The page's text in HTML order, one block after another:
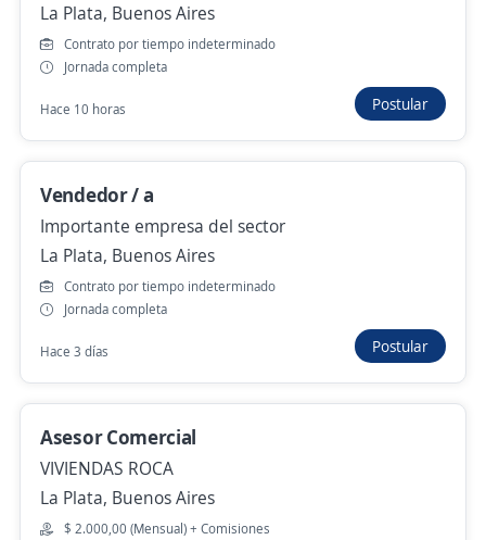
Analista Logistico Jr Zona Pilar
4,0
Suministra SRL
Hace 3 horas
Técnico Electricista de Planta /Zona Pilar
4,2
Bayton
Pilar, Buenos Aires
$ 1.700.000,00 (Mensual)
Anterior
Nuevas ofertas de empleo
La Plata, Buenos Aires
Contrato por tiempo indeterminado
Jornada completa
Hace 10 horas Postular
Vendedor / a
Importante empresa del sector
La Plata, Buenos Aires
Contrato por tiempo indeterminado
Jornada completa
Hace 3 días Postular
Asesor Comercial
VIVIENDAS ROCA
La Plata, Buenos Aires
$ 2.000,00 (Mensual) + Comisiones